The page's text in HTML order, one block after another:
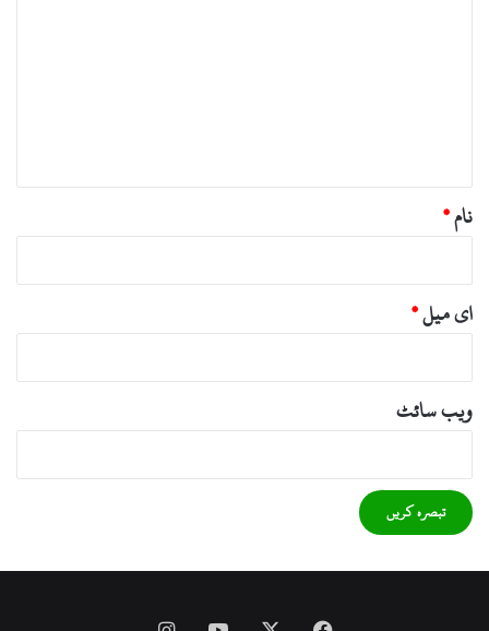
نام*
ای میل*
ویب‌ سائٹ